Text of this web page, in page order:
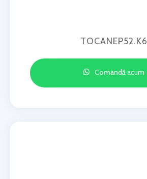
TOCANEP52.K6
Comandă acum